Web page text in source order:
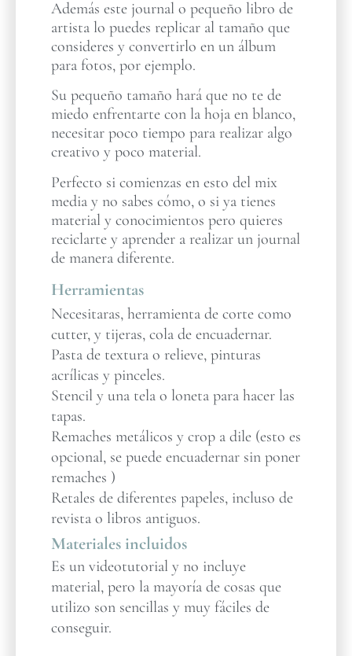
Además este journal o pequeño libro de
artista lo puedes replicar al tamaño que
consideres y convertirlo en un álbum
para fotos, por ejemplo.
Su pequeño tamaño hará que no te de
miedo enfrentarte con la hoja en blanco,
necesitar poco tiempo para realizar algo
creativo y poco material.
Perfecto si comienzas en esto del mix
media y no sabes cómo, o si ya tienes
material y conocimientos pero quieres
reciclarte y aprender a realizar un journal
de manera diferente.
Herramientas
Necesitaras, herramienta de corte como
cutter, y tijeras, cola de encuadernar.
Pasta de textura o relieve, pinturas
acrílicas y pinceles.
Stencil y una tela o loneta para hacer las
tapas.
Remaches metálicos y crop a dile (esto es
opcional, se puede encuadernar sin poner
remaches )
Retales de diferentes papeles, incluso de
revista o libros antiguos.
Materiales incluidos
Es un videotutorial y no incluye
material, pero la mayoría de cosas que
utilizo son sencillas y muy fáciles de
conseguir.